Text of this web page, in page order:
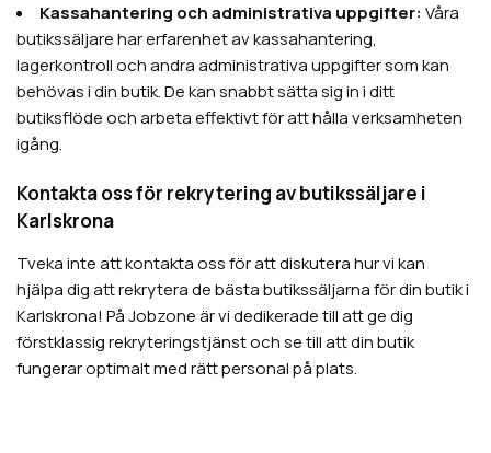
Kassahantering och administrativa uppgifter: Våra
butikssäljare har erfarenhet av kassahantering,
lagerkontroll och andra administrativa uppgifter som kan
behövas i din butik. De kan snabbt sätta sig in i ditt
butiksflöde och arbeta effektivt för att hålla verksamheten
igång.
Kontakta oss för rekrytering av butikssäljare i
Karlskrona
Tveka inte att kontakta oss för att diskutera hur vi kan
hjälpa dig att rekrytera de bästa butikssäljarna för din butik i
Karlskrona! På Jobzone är vi dedikerade till att ge dig
förstklassig rekryteringstjänst och se till att din butik
fungerar optimalt med rätt personal på plats.